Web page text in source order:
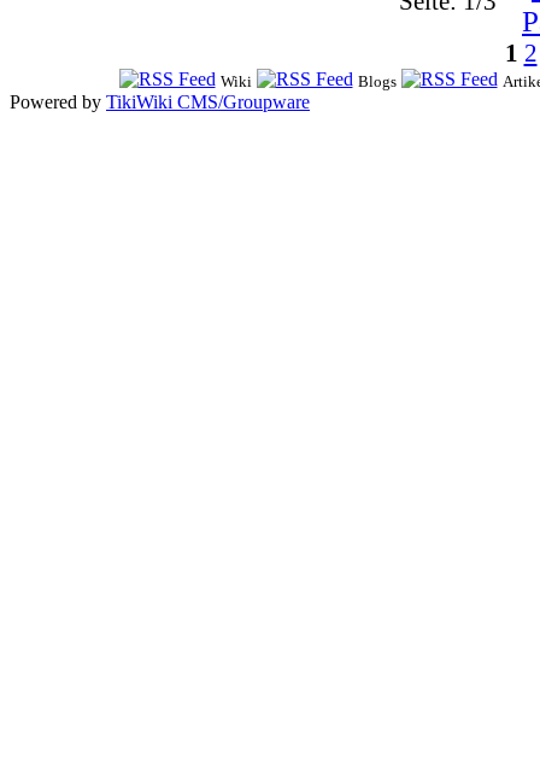
1 2
Wiki Blogs
Powered by TikiWiki CMS/Groupware